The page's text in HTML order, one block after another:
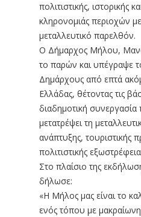
πολιτιστικής, ιστορικής
κληρονομιάς περιοχών
μεταλλευτικό παρελθόν.
Ο Δήμαρχος Μήλου,
το παρών και υπέγραψε
Δημάρχους από επτά
Ελλάδας, θέτοντας τις
διαδημοτική
μετατρέψει τη
ανάπτυξης, τουριστικής
πολιτιστικής
Στο πλαίσιο της
δήλωσε:
«Η Μήλος μας είναι το
ενός τόπου με μακραίωνη